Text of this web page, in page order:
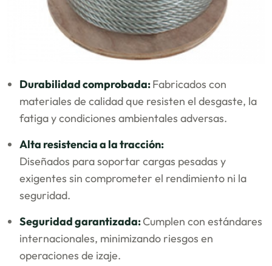
Durabilidad comprobada:Fabricados con
materiales de calidad que resisten el desgaste, la
fatiga y condiciones ambientales adversas.
Alta resistencia a la tracción:
Diseñados para soportar cargas pesadas y
exigentes sin comprometer el rendimiento ni la
seguridad.
Seguridad garantizada:Cumplen con estándares
internacionales, minimizando riesgos en
operaciones de izaje.